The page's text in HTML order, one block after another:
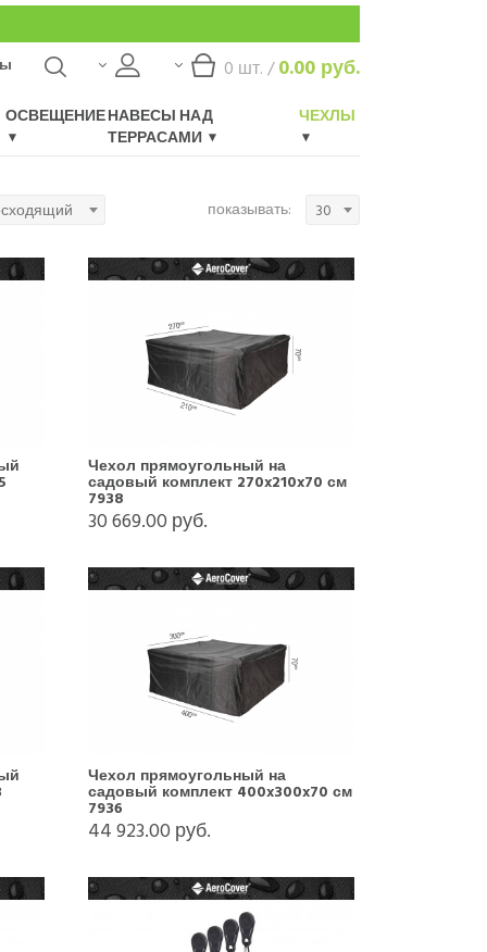
0 шт. /0.00руб.
ОСВЕЩЕНИЕНАВЕСЫ НАД
ТЕРРАСАМИ
ЧЕХЛЫ
показывать: 30
Чехол прямоугольный на
садовый комплект 270x210x70 см
7938
30 669.00 руб.
Чехол прямоугольный на
садовый комплект 400x300x70 см
7936
44 923.00 руб.